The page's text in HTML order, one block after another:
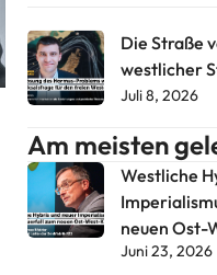
Die Straße
westlicher
Juli 8, 2026
Am meisten
Westliche
neuen Ost-
Juni 23, 2026